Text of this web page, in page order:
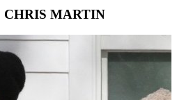
CHRIS MARTIN